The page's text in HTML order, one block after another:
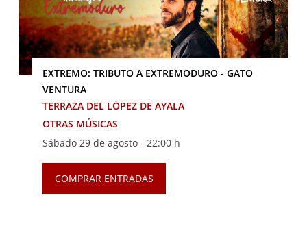
EXTREMO: TRIBUTO A EXTREMODURO - GATO
VENTURA
TERRAZA DEL LÓPEZ DE AYALA
OTRAS MÚSICAS
Sábado 29 de agosto - 22:00 h
COMPRAR ENTRADAS